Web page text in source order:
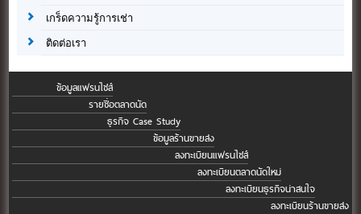
เกร็ดความรู้การเช่า
ติดต่อเรา
ข้อมูลแฟรนไชส์
รายชื่อตลาดนัด
ธุรกิจ Case Study
ข้อมูลร้านขายส่ง
ลงทะเบียนแฟรนไชส์
ลงทะเบียนตลาดนัดใหม่
ลงทะเบียนธุรกิจน่าสนใจ
ลงทะเบียนร้านขายส่ง